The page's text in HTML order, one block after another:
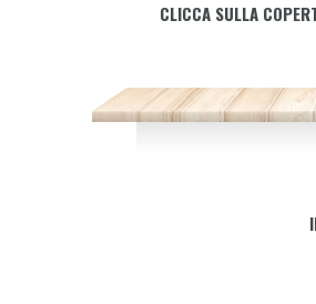
CLICCA SULLA